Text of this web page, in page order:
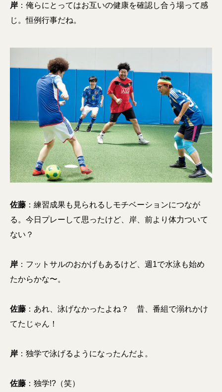
岸 ：俺らにとってはお互いの健康を確認し合う場って感
じ。恒例行事だね。
佐藤 ：練習成果も見られるしモチベーションにつなが
る。今日プレーして思ったけど、岸、前より体力ついて
ない？
岸 ：フットサルのおかげもあるけど、週1で水泳も始め
たからかな〜。
佐藤 ：あれ、泳げなかったよね？ 昔、番組で溺れかけ
てたじゃん！
岸 ：独学で泳げるようになったんだよ。
佐藤 ：独学!?（笑）